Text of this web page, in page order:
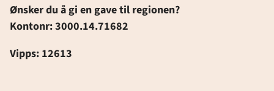
Ønsker du å gi en gave til regionen?
Kontonr: 3000.14.71682
Vipps: 12613